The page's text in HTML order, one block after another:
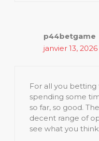
p44betgame
janvier 13,
For all you betting
spending some
so far, so good.
decent range of
see what you think: